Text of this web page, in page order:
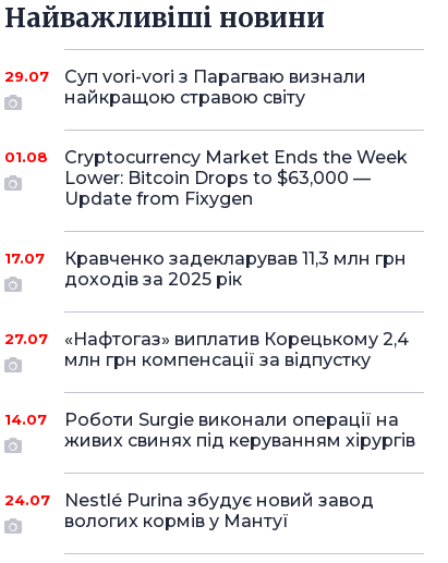
Найважливіші новини
29.07
Суп vori-vori з Парагваю визнали
найкращою стравою світу
01.08
Cryptocurrency Market Ends the Week
Lower: Bitcoin Drops to $63,000 —
Update from Fixygen
17.07
Кравченко задекларував 11,3 млн грн
доходів за 2025 рік
27.07
«Нафтогаз» виплатив Корецькому 2,4
млн грн компенсації за відпустку
14.07
Роботи Surgie виконали операції на
живих свинях під керуванням хірургів
24.07
Nestlé Purina збудує новий завод
вологих кормів у Мантуї